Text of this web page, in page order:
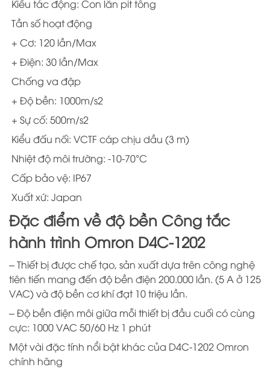
Kiểu tác động: Con lăn pit tông
Tần số hoạt động
+ Cơ: 120 lần/Max
+ Điện: 30 lần/Max
Chống va đập
+ Độ bền: 1000m/s2
+ Sự cố: 500m/s2
Kiểu đấu nối: VCTF cáp chịu dầu (3 m)
Nhiệt độ môi trường: -10-70°C
Cấp bảo vệ: IP67
Xuất xứ: Japan
Đặc điểm về độ bền Công tắc
hành trình Omron D4C-1202
– Thiết bị được chế tạo, sản xuất dựa trên công nghệ
tiên tiến mang đến độ bền điện 200.000 lần. (5 A ở 125
VAC) và độ bền cơ khí đạt 10 triệu lần.
– Độ bền điện môi giữa mỗi thiết bị đầu cuối có cùng
cực: 1000 VAC 50/60 Hz 1 phút
Một vài đặc tính nổi bật khác của D4C-1202 Omron
chính hãng